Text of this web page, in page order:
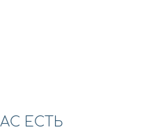
ЕСТЬ